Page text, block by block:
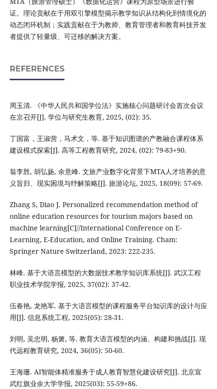
证。理论贡献在于用双引擎模型揭示教学知识从结构化到情境化的
动态闭环机制；实践贡献在于为教师、教育管理者和教育科技开发
者提供了轻量级、可迁移的解决方案。
REFERENCES
周玉清. 《中华人民共和国学位法》实施核心问题研讨会首次会议
在京召开[J]. 学位与研究生教育, 2025, (02): 35.
丁国富，王淑营，马术文，等. 基于知识图谱的产教融合课程体系
建设模式探索[J]. 高等工程教育研究, 2024, (02): 79-83+90.
翁李胜, 胡弘扬, 余意峰. 文旅产业数字化背景下MTA人才培养的意
义旨归、现实困境与纾解策略[J]. 旅游论坛, 2025, 18(09): 57-69.
Zhang S, Diao J. Personalized recommendation method of
online education resources for tourism majors based on
machine learning[C]//International Conference on E-
Learning, E-Education, and Online Training. Cham:
Springer Nature Switzerland, 2023: 222-235.
林峰. 基于大语言模型的大数据技术教学知识库系统[J]. 武汉工程
职业技术学院学报, 2025, 37(02): 37-42.
伍春艳, 龙艳军. 基于大语言模型的课程服务平台知识库的设计与应
用[J]. 信息系统工程, 2025(05): 28-31.
刘明, 吴忠明, 杨箫, 等. 教育大语言模型的内涵、构建和挑战[J]. 现
代远程教育研究, 2024, 36(05): 50-60.
王海珊. AI智能体精准服务于成人教育智慧化建设研究[J]. 北京宣
武红旗业余大学学报, 2025(03): 55-59+86.